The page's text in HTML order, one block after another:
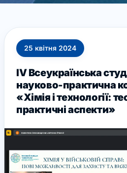
25 квітня 2024
ІV Всеукраїнська
науково-практична
«Хімія і технології:
практичні аспекти»